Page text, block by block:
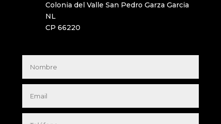
Colonia del Valle San Pedro Garza Garcia
NL
CP 66220